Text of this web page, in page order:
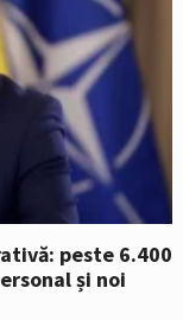
peste 6.400
și noi